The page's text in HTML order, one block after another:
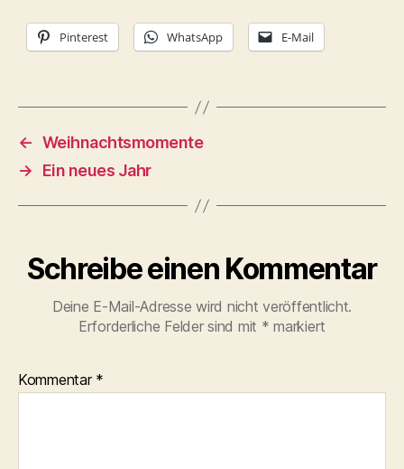
Pinterest WhatsApp E-Mail
← Weihnachtsmomente
→
Ein neues Jahr
Schreibe einen Kommentar
Deine E-Mail-Adresse wird nicht veröffentlicht.
Erforderliche Felder sind mit * markiert
Kommentar *